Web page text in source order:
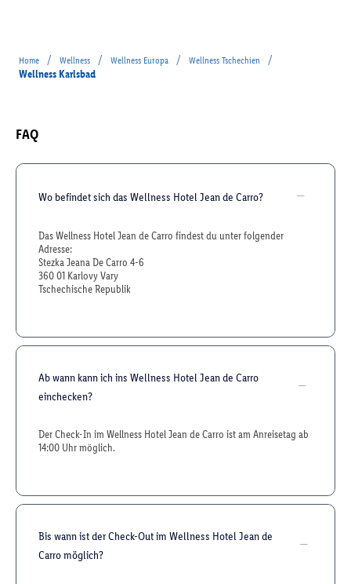
Home / Wellness / Wellness Europa / Wellness Tschechien
/
Wellness Karlsbad
FAQ
Wo befindet sich das Wellness Hotel Jean de Carro?
Das Wellness Hotel Jean de Carro findest du unter folgender
Adresse:
Stezka Jeana De Carro 4-6
360 01 Karlovy Vary
Tschechische Republik
Ab wann kann ich ins Wellness Hotel Jean de Carro
einchecken?
Der Check-In im Wellness Hotel Jean de Carro ist am Anreisetag ab
14:00 Uhr möglich.
Bis wann ist der Check-Out im Wellness Hotel Jean de
Carro möglich?